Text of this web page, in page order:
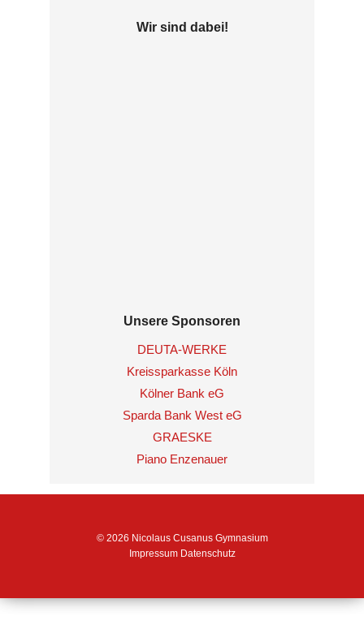
Wir sind dabei!
Unsere Sponsoren
DEUTA-WERKE
Kreissparkasse Köln
Kölner Bank eG
Sparda Bank West eG
GRAESKE
Piano Enzenauer
© 2026 Nicolaus Cusanus Gymnasium
Impressum Datenschutz